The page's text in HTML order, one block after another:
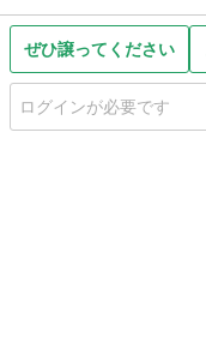
ぜひ譲ってください